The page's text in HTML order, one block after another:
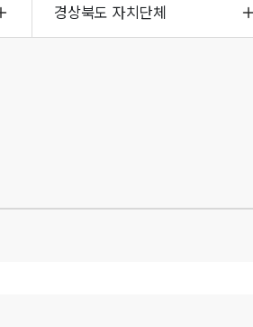
경상북도 자치단체